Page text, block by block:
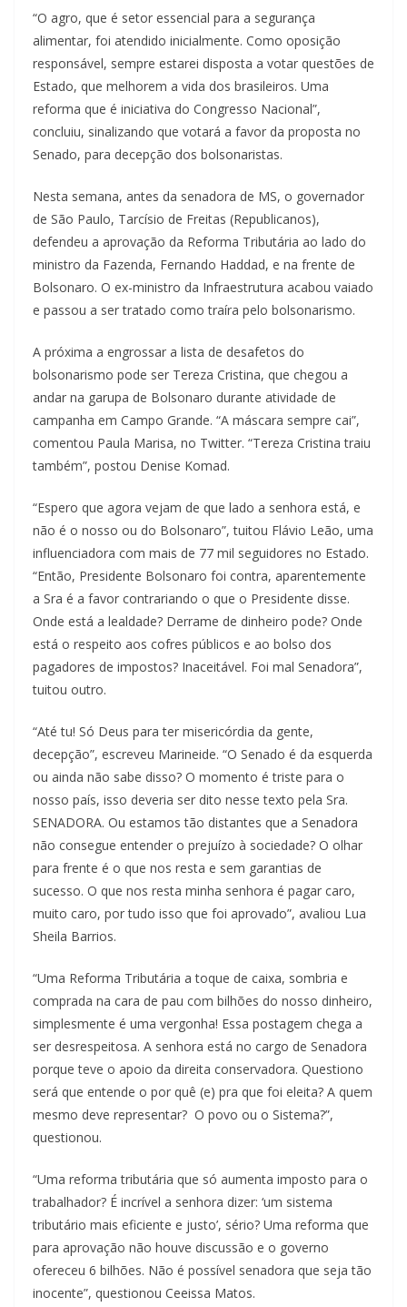
“O agro, que é setor essencial para a segurança
alimentar, foi atendido inicialmente. Como oposição
responsável, sempre estarei disposta a votar questões de
Estado, que melhorem a vida dos brasileiros. Uma
reforma que é iniciativa do Congresso Nacional”,
concluiu, sinalizando que votará a favor da proposta no
Senado, para decepção dos bolsonaristas.
Nesta semana, antes da senadora de MS, o governador
de São Paulo, Tarcísio de Freitas (Republicanos),
defendeu a aprovação da Reforma Tributária ao lado do
ministro da Fazenda, Fernando Haddad, e na frente de
Bolsonaro. O ex-ministro da Infraestrutura acabou vaiado
e passou a ser tratado como traíra pelo bolsonarismo.
A próxima a engrossar a lista de desafetos do
bolsonarismo pode ser Tereza Cristina, que chegou a
andar na garupa de Bolsonaro durante atividade de
campanha em Campo Grande. “A máscara sempre cai”,
comentou Paula Marisa, no Twitter. “Tereza Cristina traiu
também”, postou Denise Komad.
“Espero que agora vejam de que lado a senhora está, e
não é o nosso ou do Bolsonaro”, tuitou Flávio Leão, uma
influenciadora com mais de 77 mil seguidores no Estado.
“Então, Presidente Bolsonaro foi contra, aparentemente
a Sra é a favor contrariando o que o Presidente disse.
Onde está a lealdade? Derrame de dinheiro pode? Onde
está o respeito aos cofres públicos e ao bolso dos
pagadores de impostos? Inaceitável. Foi mal Senadora”,
tuitou outro.
“Até tu! Só Deus para ter misericórdia da gente,
decepção”, escreveu Marineide. “O Senado é da esquerda
ou ainda não sabe disso? O momento é triste para o
nosso país, isso deveria ser dito nesse texto pela Sra.
SENADORA. Ou estamos tão distantes que a Senadora
não consegue entender o prejuízo à sociedade? O olhar
para frente é o que nos resta e sem garantias de
sucesso. O que nos resta minha senhora é pagar caro,
muito caro, por tudo isso que foi aprovado”, avaliou Lua
Sheila Barrios.
“Uma Reforma Tributária a toque de caixa, sombria e
comprada na cara de pau com bilhões do nosso dinheiro,
simplesmente é uma vergonha! Essa postagem chega a
ser desrespeitosa. A senhora está no cargo de Senadora
porque teve o apoio da direita conservadora. Questiono
será que entende o por quê (e) pra que foi eleita? A quem
mesmo deve representar? O povo ou o Sistema?”,
questionou.
“Uma reforma tributária que só aumenta imposto para o
trabalhador? É incrível a senhora dizer: ‘um sistema
tributário mais eficiente e justo’, sério? Uma reforma que
para aprovação não houve discussão e o governo
ofereceu 6 bilhões. Não é possível senadora que seja tão
inocente”, questionou Ceeissa Matos.